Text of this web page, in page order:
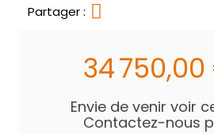
Partager :
34
Envie de venir voir
Contactez-nous